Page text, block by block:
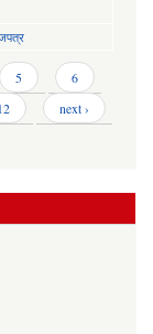
5
6
next ›